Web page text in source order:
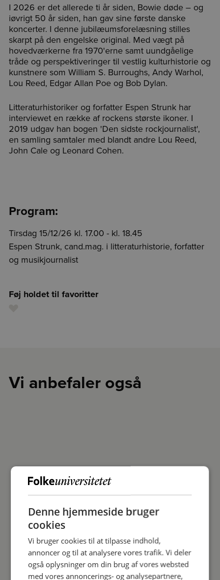
I 2026 er det allerede ti år siden, Bowie døde – og
iøvrigt 50 år siden, han gav sine første danske
koncerter. I denne jubilæumsforelæsning stilles
skarpt på den engelske original. Med vægt på
hovedværkerne fra 1970'erne samt uundgåelige
tråde og perspektiveringer til vestlig kulturhistorie og
kunstnere som William S. Burroughs, Andy Warhol,
Lou Reed, Edgar Allan Poe og Bob Dylan.
Litteraturhistoriker og forfatter Espen Strunk har
interviewet en række af rockens største ikoner. I
2019 udgav han bogen 'Den sidste rockjournalist',
en samling samtaler med blandt andre Lou Reed,
John Cale og Leonard Cohen.
Program:
Tirsdag 15/12/26 kl. 17.00 - kl. 18.45
Espen Strunk, cand.mag. i litteraturhistorie, forfatter
og musikjournalist
Føj holdet til favoritter
Vi anbefaler også
Denne hjemmeside bruger
cookies
Vi bruger cookies til at tilpasse indhold,
annoncer og til at analysere vores trafik. Vi deler
også oplysninger om din brug af vores websted
med vores annoncerings- og analysepartnere,